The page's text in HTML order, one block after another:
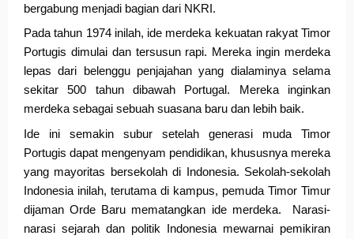
bergabung menjadi bagian dari NKRI.
Pada tahun 1974 inilah, ide merdeka kekuatan rakyat Timor
Portugis dimulai dan tersusun rapi. Mereka ingin merdeka
lepas dari belenggu penjajahan yang dialaminya selama
sekitar 500 tahun dibawah Portugal. Mereka inginkan
merdeka sebagai sebuah suasana baru dan lebih baik.
Ide ini semakin subur setelah generasi muda Timor
Portugis dapat mengenyam pendidikan, khususnya mereka
yang mayoritas bersekolah di Indonesia. Sekolah-sekolah
Indonesia inilah, terutama di kampus, pemuda Timor Timur
dijaman Orde Baru mematangkan ide merdeka.  Narasi-
narasi sejarah dan politik Indonesia mewarnai pemikiran